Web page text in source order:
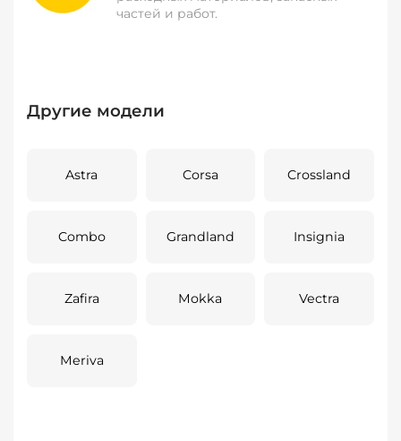
частей и работ.
Другие модели
Astra Corsa Crossland
Combo Grandland Insignia
Zafira Mokka Vectra
Meriva